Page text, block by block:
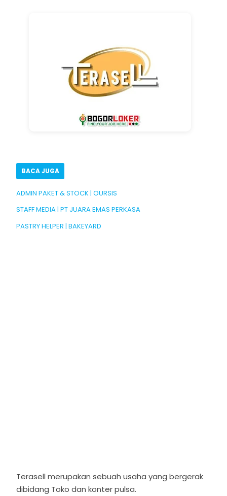
BACA JUGA
ADMIN PAKET & STOCK | OURSIS
STAFF MEDIA | PT JUARA EMAS PERKASA
PASTRY HELPER | BAKEYARD
Terasell merupakan sebuah usaha yang bergerak
dibidang Toko dan konter pulsa.